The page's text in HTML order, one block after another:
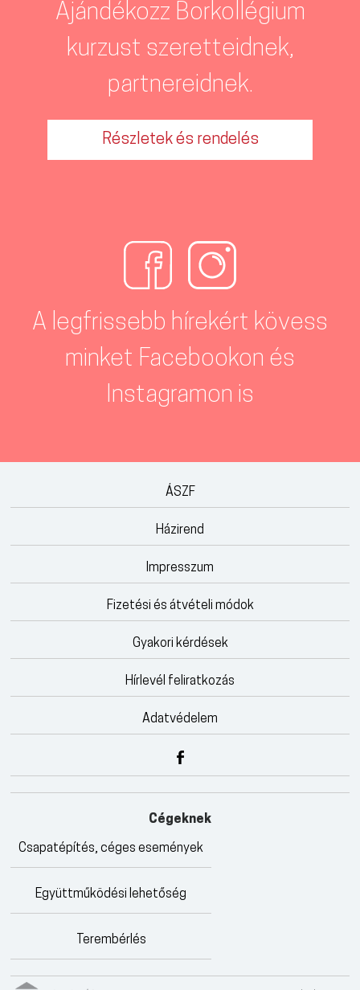
Ajándékozz Borkollégium
kurzust szeretteidnek,
partnereidnek.
Részletek és rendelés
A legfrissebb hírekért kövess
minket Facebookon és
Instagramon is
ÁSZF
Házirend
Impresszum
Fizetési és átvételi módok
Gyakori kérdések
Hírlevél feliratkozás
Adatvédelem
Cégeknek
Csapatépítés, céges események
Együttműködési lehetőség
Terembérlés